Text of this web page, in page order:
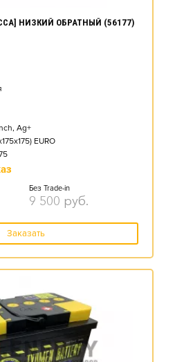
НИЗКИЙ ОБРАТНЫЙ (56177)
Ag+
EURO
Без Trade-in
9 500 руб.
Заказать